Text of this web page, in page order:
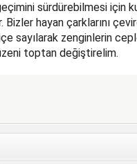
sürdürebilmesi için
Bizler hayan çarklarını
sayılarak zenginlerin
toptan değiştirelim.